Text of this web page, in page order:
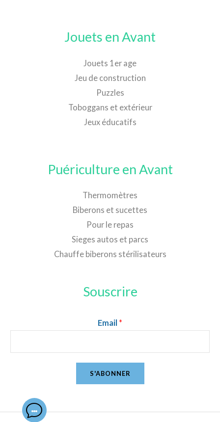
Jouets en Avant
Jouets 1er age
Jeu de construction
Puzzles
Toboggans et extérieur
Jeux éducatifs
Puériculture en Avant
Thermomètres
Biberons et sucettes
Pour le repas
Sieges autos et parcs
Chauffe biberons stérilisateurs
Souscrire
Email *
S'ABONNER